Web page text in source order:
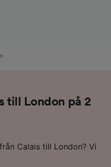
till London på 2
Calais till London? Vi